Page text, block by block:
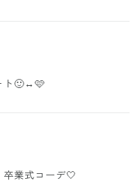
ト🙂‍↔️🩷
卒業式コーデ🤍